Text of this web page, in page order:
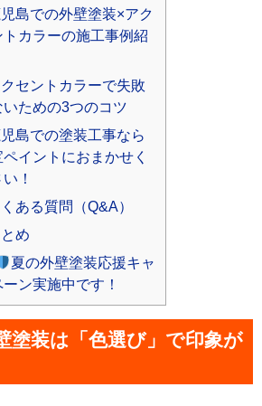
島での外壁塗装×アク
トカラーの施工事例紹
セントカラーで失敗
いための3つのコツ
島での塗装工事なら
イントにおまかせく
！
ある質問（Q&A）
め
夏の外壁塗装応援キャ
ーン実施中です！
塗装は「色選び」で印象が